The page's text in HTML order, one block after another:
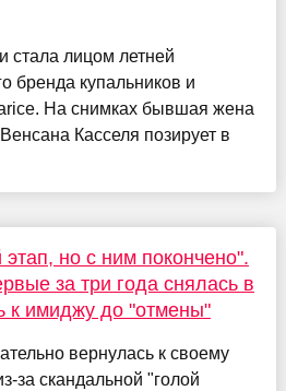
стала лицом летней
бренда купальников и
На снимках бывшая жена
Касселя позирует в
но с ним покончено".
за три года снялась в
к имиджу до "отмены"
вернулась к своему
за скандальной "голой